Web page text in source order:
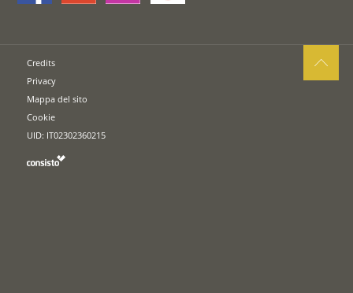
Credits
Privacy
Mappa del sito
Cookie
UID: IT02302360215